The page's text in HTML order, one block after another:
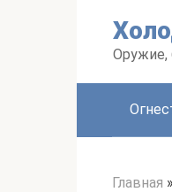
Оружие,
Главная »